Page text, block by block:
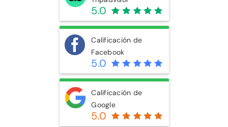
5.0
Calificación de
Facebook
5.0
Calificación de
Google
5.0